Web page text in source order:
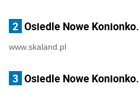
2 Osiedle Nowe
www.skaland.pl
3 Osiedle Nowe